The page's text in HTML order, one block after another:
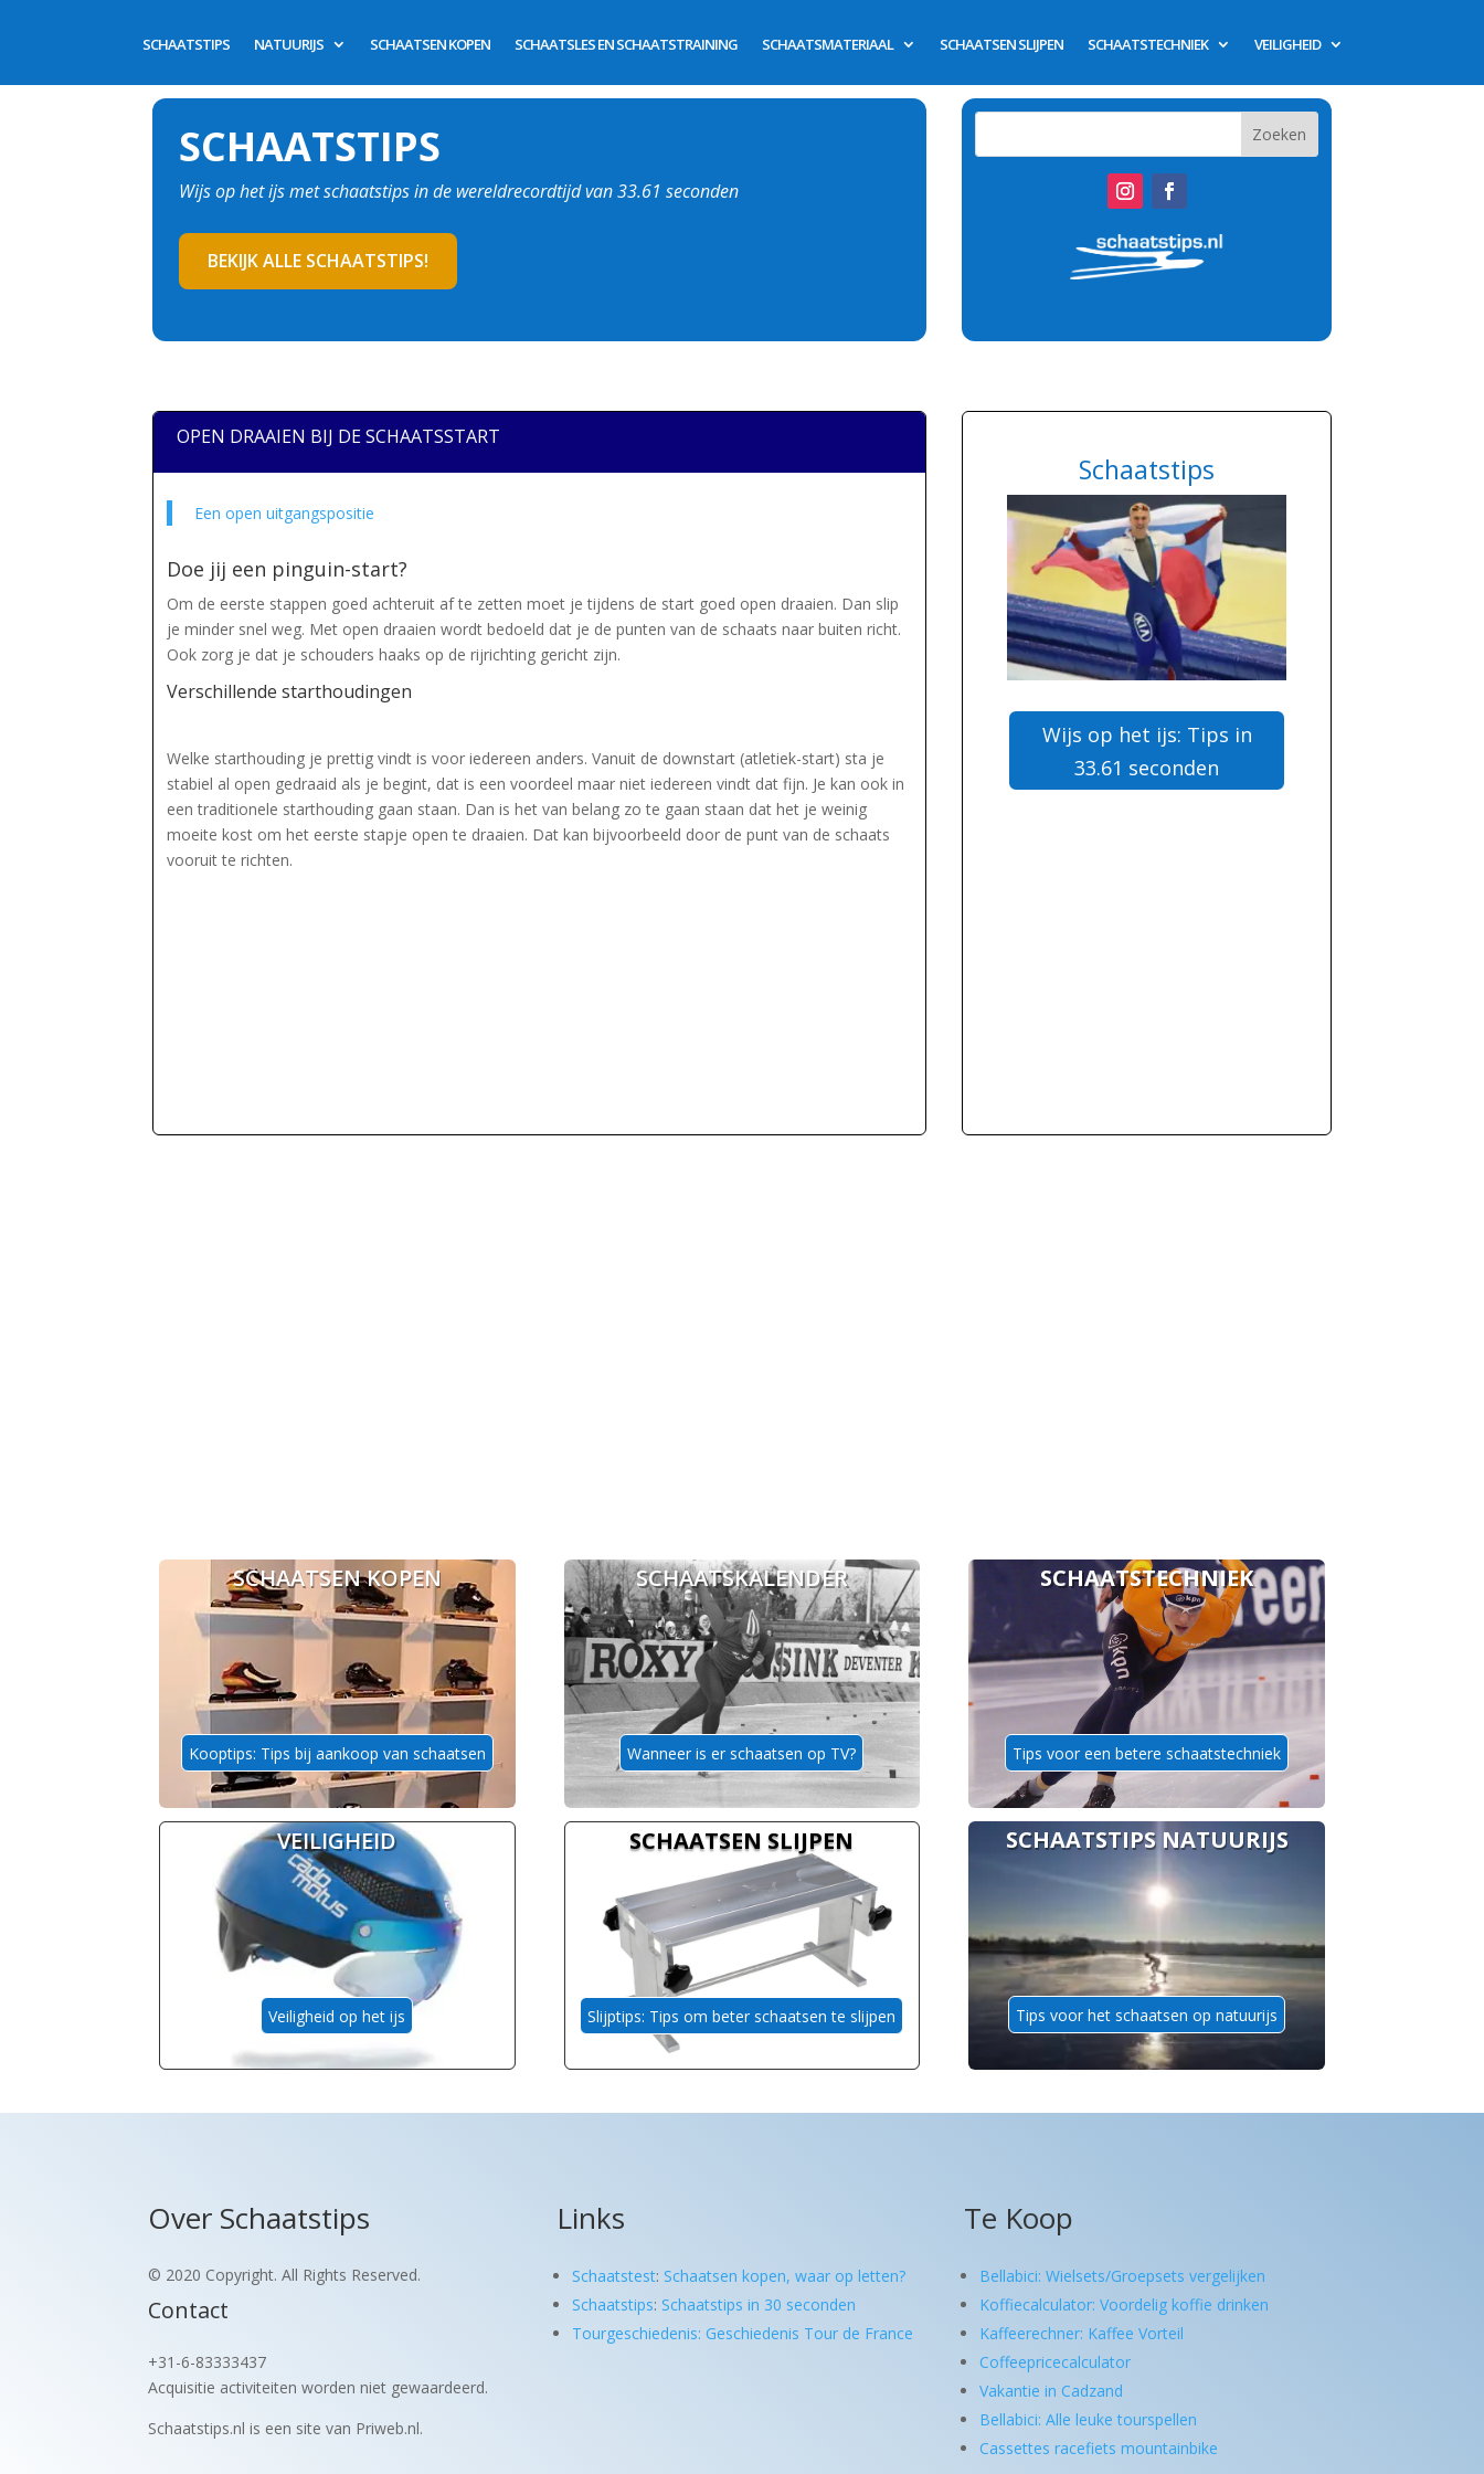
SCHAATSTIPS NATUURIJS SCHAATSEN KOPEN SCHAATSLES EN SCHAATSTRAINING SCHAATSMATERIAAL SCHAATSEN SLIJPEN SCHAATSTECHNIEK VEILIGHEID
SCHAATSTIPS
Wijs op het ijs met schaatstips in de wereldrecordtijd van 33.61 seconden
BEKIJK ALLE SCHAATSTIPS!
OPEN DRAAIEN BIJ DE SCHAATSSTART
Een open uitgangspositie
Doe jij een pinguin-start?
Om de eerste stappen goed achteruit af te zetten moet je tijdens de start goed open draaien. Dan slip
je minder snel weg. Met open draaien wordt bedoeld dat je de punten van de schaats naar buiten richt.
Ook zorg je dat je schouders haaks op de rijrichting gericht zijn.
Verschillende starthoudingen
Welke starthouding je prettig vindt is voor iedereen anders. Vanuit de downstart (atletiek-start) sta je
stabiel al open gedraaid als je begint, dat is een voordeel maar niet iedereen vindt dat fijn. Je kan ook in
een traditionele starthouding gaan staan. Dan is het van belang zo te gaan staan dat het je weinig
moeite kost om het eerste stapje open te draaien. Dat kan bijvoorbeeld door de punt van de schaats
vooruit te richten.
Schaatstips
Wijs op het ijs: Tips in
33.61 seconden
SCHAATSEN KOPEN
Kooptips: Tips bij aankoop van schaatsen
VEILIGHEID
Veiligheid op het ijs
SCHAATSKALENDER
Wanneer is er schaatsen op TV?
SCHAATSEN SLIJPEN
Slijptips: Tips om beter schaatsen te slijpen
SCHAATSTECHNIEK
Tips voor een betere schaatstechniek
SCHAATSTIPS NATUURIJS
Tips voor het schaatsen op natuurijs
Over Schaatstips
© 2020 Copyright. All Rights Reserved.
Contact
+31-6-83333437
Acquisitie activiteiten worden niet gewaardeerd.
Schaatstips.nl is een site van Priweb.nl.
Links
Schaatstest: Schaatsen kopen, waar op letten?
Schaatstips: Schaatstips in 30 seconden
Tourgeschiedenis: Geschiedenis Tour de France
Te Koop
Bellabici: Wielsets/Groepsets vergelijken
Koffiecalculator: Voordelig koffie drinken
Kaffeerechner: Kaffee Vorteil
Coffeepricecalculator
Vakantie in Cadzand
Bellabici: Alle leuke tourspellen
Cassettes racefiets mountainbike